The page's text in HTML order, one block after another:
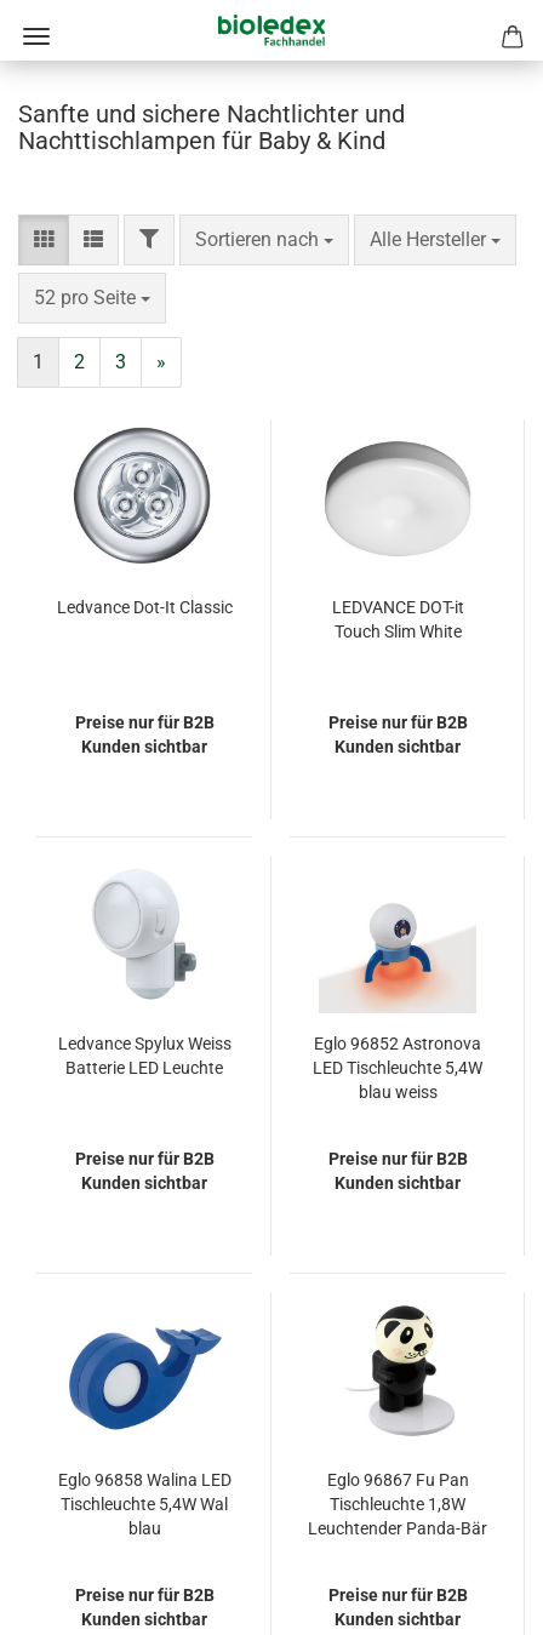
Sanfte und sichere Nachtlichter und
Nachttischlampen für Baby & Kind
FILTERSortieren nach
Sortieren nach Alle Hersteller
pro Seite
52 pro Seite
pro Seite
1 2 3 »
Ledvance Dot-It Classic
Preise nur für B2B
Kunden sichtbar
LEDVANCE DOT-it
Touch Slim White
Preise nur für B2B
Kunden sichtbar
Ledvance Spylux Weiss
Batterie LED Leuchte
Preise nur für B2B
Kunden sichtbar
Eglo 96852 Astronova
LED Tischleuchte 5,4W
blau weiss
Preise nur für B2B
Kunden sichtbar
Eglo 96858 Walina LED
Tischleuchte 5,4W Wal
blau
Preise nur für B2B
Kunden sichtbar
Eglo 96867 Fu Pan
Tischleuchte 1,8W
Leuchtender Panda-Bär
Preise nur für B2B
Kunden sichtbar